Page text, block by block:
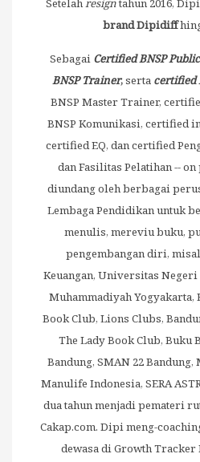
Setelahresigntahun 2016,
brand Dipidiff
Sebagai Certified BNSP
BNSP Trainer,serta certified
BNSP Master Trainer,
BNSP Komunikasi, certified
certified EQ, dan certified
dan Fasilitas Pelatihan --
diundang oleh berbagai
Lembaga Pendidikan untuk
menulis, mereviu buku,
pengembangan diri,
Keuangan, Universitas
Muhammadiyah Yogyakarta,
Book Club, Lions Clubs,
The Lady Book Club, Buku
Bandung, SMAN 22 Bandung,
Manulife Indonesia, SERA
dua tahun menjadi pemateri
Cakap.com. Dipi meng-
dewasa di Growth